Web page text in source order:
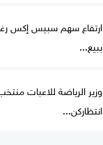
ارتفاع سهم سبيس إكس
ببيع...
وزير الرياضة للاعبات
انتظاركن...